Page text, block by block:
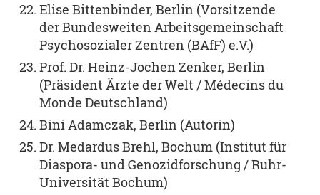
Elise Bittenbinder, Berlin (Vorsitzende
der Bundesweiten Arbeitsgemeinschaft
Psychosozialer Zentren (BAfF) e.V.)
Prof. Dr. Heinz-Jochen Zenker, Berlin
(Präsident Ärzte der Welt / Médecins du
Monde Deutschland)
Bini Adamczak, Berlin (Autorin)
Dr. Medardus Brehl, Bochum (Institut für
Diaspora- und Genozidforschung / Ruhr-
Universität Bochum)